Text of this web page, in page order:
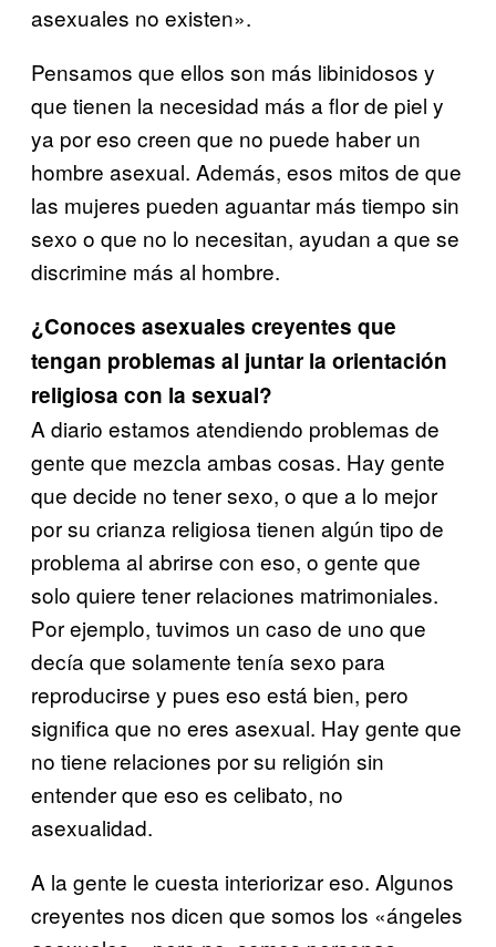
asexuales no existen».
Pensamos que ellos son más libinidosos y
que tienen la necesidad más a flor de piel y
ya por eso creen que no puede haber un
hombre asexual. Además, esos mitos de que
las mujeres pueden aguantar más tiempo sin
sexo o que no lo necesitan, ayudan a que se
discrimine más al hombre.
¿Conoces asexuales creyentes que
tengan problemas al juntar la orientación
religiosa con la sexual?
A diario estamos atendiendo problemas de
gente que mezcla ambas cosas. Hay gente
que decide no tener sexo, o que a lo mejor
por su crianza religiosa tienen algún tipo de
problema al abrirse con eso, o gente que
solo quiere tener relaciones matrimoniales.
Por ejemplo, tuvimos un caso de uno que
decía que solamente tenía sexo para
reproducirse y pues eso está bien, pero
significa que no eres asexual. Hay gente que
no tiene relaciones por su religión sin
entender que eso es celibato, no
asexualidad.
A la gente le cuesta interiorizar eso. Algunos
creyentes nos dicen que somos los «ángeles